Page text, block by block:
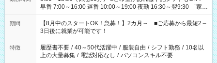
早番 7:00～16:00 遅番 10:00～19:00 夜勤 16:30～翌9:30 「家族
と休みを合わせたい」 「余裕を持って夕飯の準備がしたい」
「できれば残業はしたくない」 など、ご希望を教えてください
ね。 ※Wワーク希望の方へ 今ご覧のお仕事で希望する勤務時間
と、もう1つのお仕事の勤務時間。 合計で週40時間を超える場
合は応募できません。
期間
【8月中のスタートOK！急募！】2カ月～ ■ご応募から最短2～
3日後に就業が可能です！
特徴 履歴書不要 / 40～50代活躍中 / 服装自由 / シフト勤務 / 10名以
上の大量募集 / 電話対応なし / パソコンスキル不要